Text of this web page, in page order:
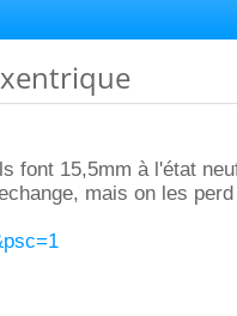
font 15,5mm à l'état
mais on les